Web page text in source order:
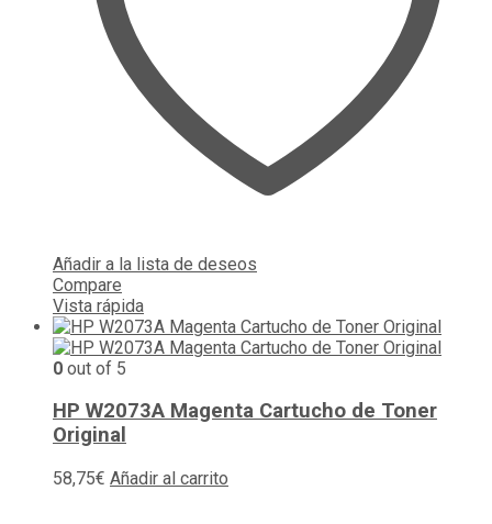
Añadir a la lista de deseos
Compare
Vista rápida
0 out of 5
HP W2073A Magenta Cartucho de Toner
Original
58,75€ Añadir al carrito